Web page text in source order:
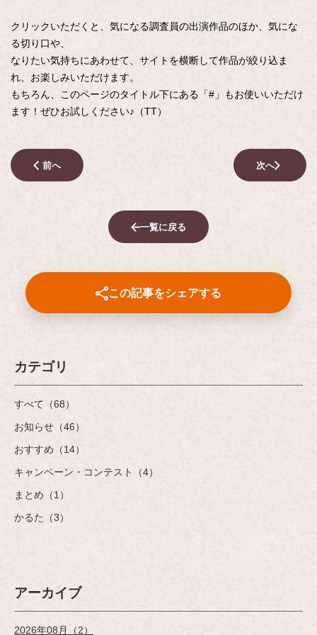
クリックいただくと、気になる調査員の出演作品のほか、気にな
る切り口や、
なりたい気持ちにあわせて、サイトを横断して作品が絞り込ま
れ、お楽しみいただけます。
もちろん、このページのタイトル下にある「#」もお使いいただけ
ます！ぜひお試しください♪（TT）
前へ 次へ
一覧に戻る
この記事をシェアする
カテゴリ
すべて（68）
お知らせ（46）
おすすめ（14）
キャンペーン・コンテスト（4）
まとめ（1）
かるた（3）
アーカイブ
2026年08月（2）